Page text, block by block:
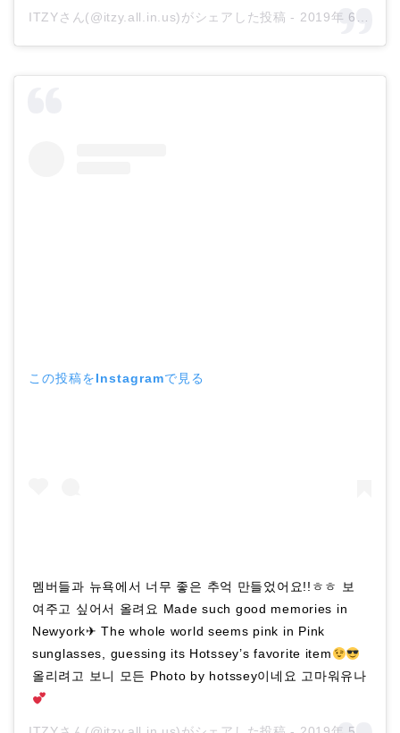
ITZYさん(@itzy.all.in.us)がシェアした投稿 - 2019年 6月月5日午前1時55分PDT
この投稿をInstagramで見る
멤버들과 뉴욕에서 너무 좋은 추억 만들었어요!!ㅎㅎ 보
여주고 싶어서 올려요 Made such good memories in
Newyork✈ The whole world seems pink in Pink
sunglasses, guessing its Hotssey’s favorite item
올리려고 보니 모든 Photo by hotssey이네요 고마워유나